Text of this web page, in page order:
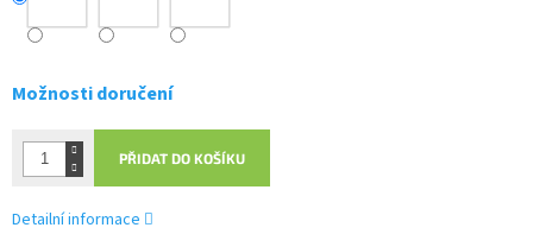
Možnosti doručení
PŘIDAT DO KOŠÍKU
Detailní informace